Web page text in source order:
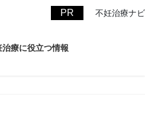
不妊治療ナビ
治療に役立つ情報